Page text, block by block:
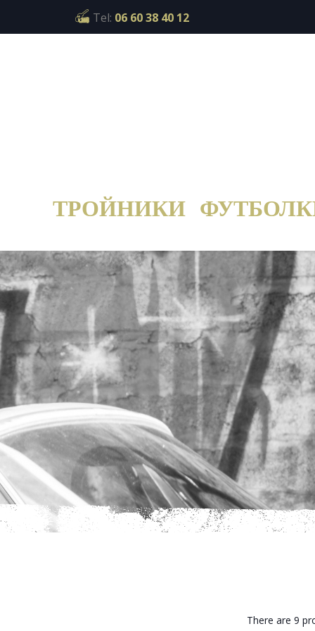
Tel: 06 60 38 40 12
ТРОЙНИКИ
There are 9
Cookies management panel